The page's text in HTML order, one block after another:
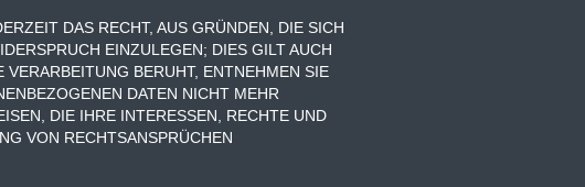
DAS RECHT, AUS GRÜNDEN, DIE SICH
EINZULEGEN; DIES GILT AUCH
BERUHT, ENTNEHMEN SIE
DATEN NICHT MEHR
DIE IHRE INTERESSEN, RECHTE UND
VON RECHTSANSPRÜCHEN